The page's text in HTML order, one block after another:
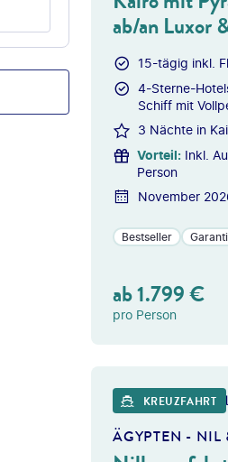
ab/an Luxor
15-tägig inkl.
4-Sterne-
Schiff mit
3 Nächte in
Vorteil: Inkl.
Person
November
Bestseller
ab1.799€
pro Person
KREUZFAHRT
ÄGYPTEN - NIL